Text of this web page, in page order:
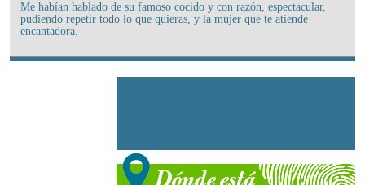
Me habían hablado de su famoso cocido y con razón, espectacular,
pudiendo repetir todo lo que quieras, y la mujer que te atiende
encantadora.